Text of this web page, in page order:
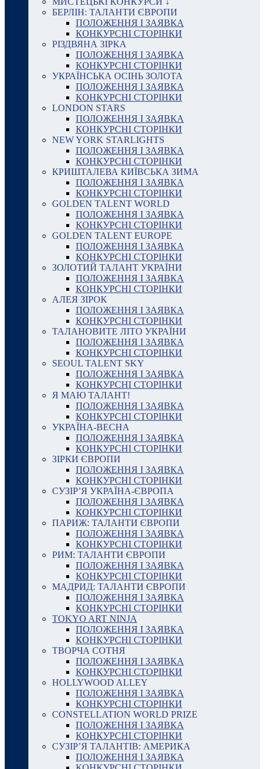
БЕРЛІН: ТАЛАНТИ ЄВРОПИ
ПОЛОЖЕННЯ І ЗАЯВКА
КОНКУРСНІ СТОРІНКИ
РІЗДВЯНА ЗІРКА
ПОЛОЖЕННЯ І ЗАЯВКА
КОНКУРСНІ СТОРІНКИ
УКРАЇНСЬКА ОСІНЬ ЗОЛОТА
ПОЛОЖЕННЯ І ЗАЯВКА
КОНКУРСНІ СТОРІНКИ
LONDON STARS
ПОЛОЖЕННЯ І ЗАЯВКА
КОНКУРСНІ СТОРІНКИ
NEW YORK STARLIGHTS
ПОЛОЖЕННЯ І ЗАЯВКА
КОНКУРСНІ СТОРІНКИ
КРИШТАЛЕВА КИЇВСЬКА ЗИМА
ПОЛОЖЕННЯ І ЗАЯВКА
КОНКУРСНІ СТОРІНКИ
GOLDEN TALENT WORLD
ПОЛОЖЕННЯ І ЗАЯВКА
КОНКУРСНІ СТОРІНКИ
GOLDEN TALENT EUROPE
ПОЛОЖЕННЯ І ЗАЯВКА
КОНКУРСНІ СТОРІНКИ
ЗОЛОТИЙ ТАЛАНТ УКРАЇНИ
ПОЛОЖЕННЯ І ЗАЯВКА
КОНКУРСНІ СТОРІНКИ
АЛЕЯ ЗІРОК
ПОЛОЖЕННЯ І ЗАЯВКА
КОНКУРСНІ СТОРІНКИ
ТАЛАНОВИТЕ ЛІТО УКРАЇНИ
ПОЛОЖЕННЯ І ЗАЯВКА
КОНКУРСНІ СТОРІНКИ
SEOUL TALENT SKY
ПОЛОЖЕННЯ І ЗАЯВКА
КОНКУРСНІ СТОРІНКИ
Я МАЮ ТАЛАНТ!
ПОЛОЖЕННЯ І ЗАЯВКА
КОНКУРСНІ СТОРІНКИ
УКРАЇНА-ВЕСНА
ПОЛОЖЕННЯ І ЗАЯВКА
КОНКУРСНІ СТОРІНКИ
ЗІРКИ ЄВРОПИ
ПОЛОЖЕННЯ І ЗАЯВКА
КОНКУРСНІ СТОРІНКИ
СУЗІР’Я УКРАЇНА-ЄВРОПА
ПОЛОЖЕННЯ І ЗАЯВКА
КОНКУРСНІ СТОРІНКИ
ПАРИЖ: ТАЛАНТИ ЄВРОПИ
ПОЛОЖЕННЯ І ЗАЯВКА
КОНКУРСНІ СТОРІНКИ
РИМ: ТАЛАНТИ ЄВРОПИ
ПОЛОЖЕННЯ І ЗАЯВКА
КОНКУРСНІ СТОРІНКИ
МАДРИД: ТАЛАНТИ ЄВРОПИ
ПОЛОЖЕННЯ І ЗАЯВКА
КОНКУРСНІ СТОРІНКИ
TOKYO ART NINJA
ПОЛОЖЕННЯ І ЗАЯВКА
КОНКУРСНІ СТОРІНКИ
ТВОРЧА СОТНЯ
ПОЛОЖЕННЯ І ЗАЯВКА
КОНКУРСНІ СТОРІНКИ
HOLLYWOOD ALLEY
ПОЛОЖЕННЯ І ЗАЯВКА
КОНКУРСНІ СТОРІНКИ
CONSTELLATION WORLD PRIZE
ПОЛОЖЕННЯ І ЗАЯВКА
КОНКУРСНІ СТОРІНКИ
СУЗІР’Я ТАЛАНТІВ: АМЕРИКА
ПОЛОЖЕННЯ І ЗАЯВКА